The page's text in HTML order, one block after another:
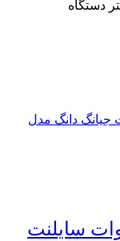
دستگاه
10 کیلو وات سایلنت